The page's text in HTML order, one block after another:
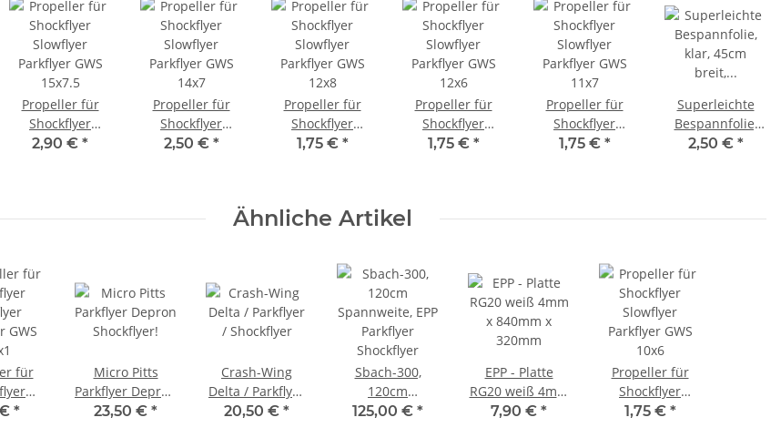
Propeller für
Shockflyer
Slowflyer
2,90 € *
Propeller für
Shockflyer
Slowflyer
2,50 € *
Propeller für
Shockflyer
Slowflyer
1,75 € *
Propeller für
Shockflyer
Slowflyer
1,75 € *
Propeller für
Shockflyer
Slowflyer
1,75 € *
Superleichte
Bespannfolie,
klar, 45cm breit,
2,50 € *
Ähnliche Artikel
für
*
Micro Pitts
Parkflyer Depron
Shockflyer!
23,50 € *
Crash-Wing
Delta / Parkflyer
/ Shockflyer
20,50 € *
Sbach-300,
120cm
Spannweite, EPP
125,00 € *
EPP - Platte
RG20 weiß 4mm
x 840mm x
7,90 € *
Propeller für
Shockflyer
Slowflyer
1,75 € *